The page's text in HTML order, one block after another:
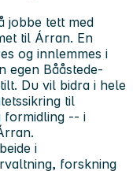
jobbe tett med
til Árran. En
og innlemmes i
egen Bååstede-
Du vil bidra i hele
til
formidling -- i
i
forskning